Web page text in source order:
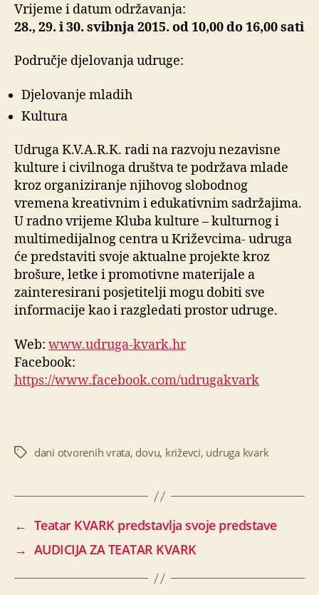
Vrijeme i datum održavanja:
28., 29. i 30. svibnja 2015. od 10,00 do 16,00 sati
Područje djelovanja udruge:
Djelovanje mladih
Kultura
Udruga K.V.A.R.K. radi na razvoju nezavisne
kulture i civilnoga društva te podržava mlade
kroz organiziranje njihovog slobodnog
vremena kreativnim i edukativnim sadržajima.
U radno vrijeme Kluba kulture – kulturnog i
multimedijalnog centra u Križevcima- udruga
će predstaviti svoje aktualne projekte kroz
brošure, letke i promotivne materijale a
zainteresirani posjetitelji mogu dobiti sve
informacije kao i razgledati prostor udruge.
Web: www.udruga-kvark.hr
Facebook:
https://www.facebook.com/udrugakvark
Oznakedani otvorenih vrata, dovu, križevci, udruga kvark
← Teatar KVARK predstavlja svoje predstave
→ AUDICIJA ZA TEATAR KVARK